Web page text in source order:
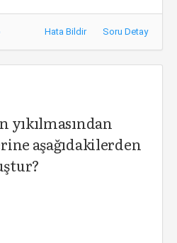
Hata Bildir Soru Detay
yıkılmasından
aşağıdakilerden